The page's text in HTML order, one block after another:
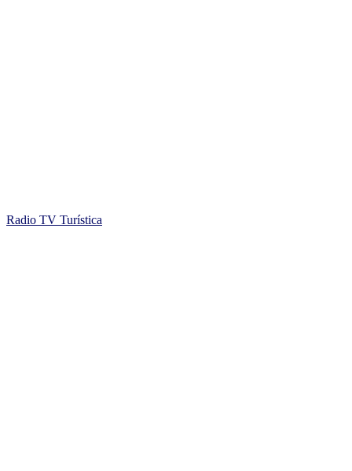
Radio TV Turística